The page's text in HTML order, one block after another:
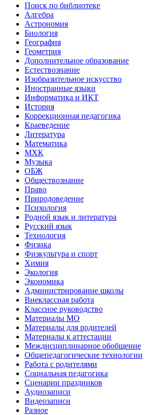
Поиск по библиотеке
Алгебра
Астрономия
Биология
География
Геометрия
Дополнительное образование
Естествознание
Изобразительное искусство
Иностранные языки
Информатика и ИКТ
История
Коррекционная педагогика
Краеведение
Литература
Математика
МХК
Музыка
ОБЖ
Обществознание
Право
Природоведение
Психология
Родной язык и литература
Русский язык
Технология
Физика
Физкультура и спорт
Химия
Экология
Экономика
Администрирование школы
Внеклассная работа
Классное руководство
Материалы МО
Материалы для родителей
Материалы к аттестации
Междисциплинарное обобщение
Общепедагогические технологии
Работа с родителями
Социальная педагогика
Сценарии праздников
Аудиозаписи
Видеозаписи
Разное